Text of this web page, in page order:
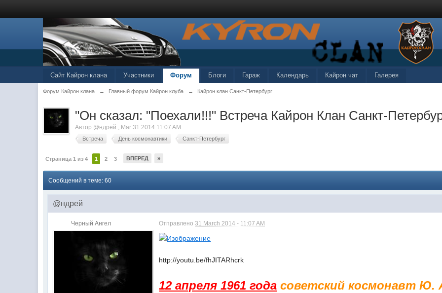
Сайт Кайрон клана Участники Форум Блоги Гараж Календарь Кайрон чат Галерея
Форум Кайрон клана → Главный форум Кайрон клуба → Кайрон клан Санкт-Петербург
"Он сказал: "Поехали!!!" Встреча Кайрон Клан Санкт-
Автор @ндрей , Mar 31 2014 11:07 AM
Встреча День космонавтики Санкт-Петербург
Страница 1 из 4 1 2 3 ВПЕРЕД »
Сообщений в теме: 60
@ндрей
Черный Ангел Отправлено31 March 2014 - 11:07 AM
http://youtu.be/fhJITARhcrk
12 апреля 1961 года советский космонавт Ю.